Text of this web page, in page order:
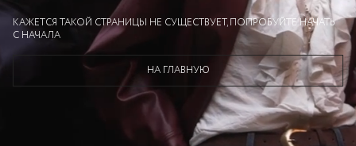
КАЖЕТСЯ ТАКОЙ СТРАНИЦЫ НЕ СУЩЕСТВУЕТ, ПОПРОБУЙТЕ НАЧАТЬ
С НАЧАЛА
НА ГЛАВНУЮ